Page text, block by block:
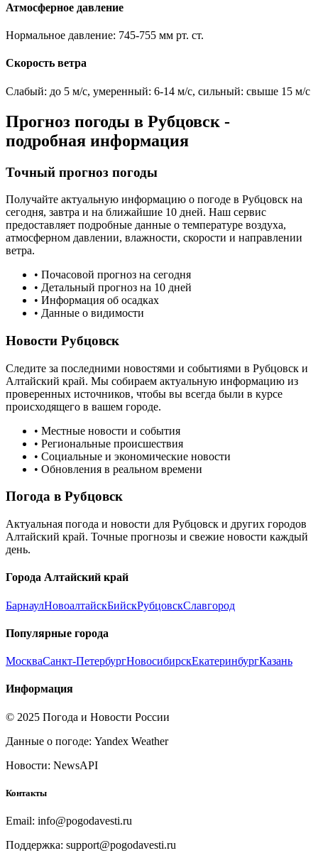
Атмосферное давление
Нормальное давление: 745-755 мм рт. ст.
Скорость ветра
Слабый: до 5 м/с, умеренный: 6-14 м/с, сильный: свыше 15 м/с
Прогноз погоды в Рубцовск -
подробная информация
Точный прогноз погоды
Получайте актуальную информацию о погоде в Рубцовск на
сегодня, завтра и на ближайшие 10 дней. Наш сервис
предоставляет подробные данные о температуре воздуха,
атмосферном давлении, влажности, скорости и направлении
ветра.
• Почасовой прогноз на сегодня
• Детальный прогноз на 10 дней
• Информация об осадках
• Данные о видимости
Новости Рубцовск
Следите за последними новостями и событиями в Рубцовск и
Алтайский край. Мы собираем актуальную информацию из
проверенных источников, чтобы вы всегда были в курсе
происходящего в вашем городе.
• Местные новости и события
• Региональные происшествия
• Социальные и экономические новости
• Обновления в реальном времени
Погода в Рубцовск
Актуальная погода и новости для Рубцовск и других городов
Алтайский край. Точные прогнозы и свежие новости каждый
день.
Города Алтайский край
БарнаулНовоалтайскБийскРубцовскСлавгород
Популярные города
МоскваСанкт-ПетербургНовосибирскЕкатеринбургКазань
Информация
© 2025 Погода и Новости России
Данные о погоде: Yandex Weather
Новости: NewsAPI
Контакты
Email: info@pogodavesti.ru
Поддержка: support@pogodavesti.ru